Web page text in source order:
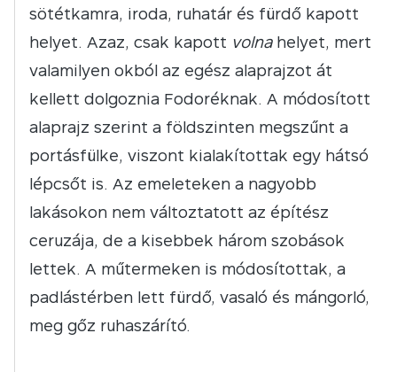
sötétkamra, iroda, ruhatár és fürdő kapott
helyet. Azaz, csak kapott volnahelyet, mert
valamilyen okból az egész alaprajzot át
kellett dolgoznia Fodoréknak. A módosított
alaprajz szerint a földszinten megszűnt a
portásfülke, viszont kialakítottak egy hátsó
lépcsőt is. Az emeleteken a nagyobb
lakásokon nem változtatott az építész
ceruzája, de a kisebbek három szobások
lettek. A műtermeken is módosítottak, a
padlástérben lett fürdő, vasaló és mángorló,
meg gőz ruhaszárító.